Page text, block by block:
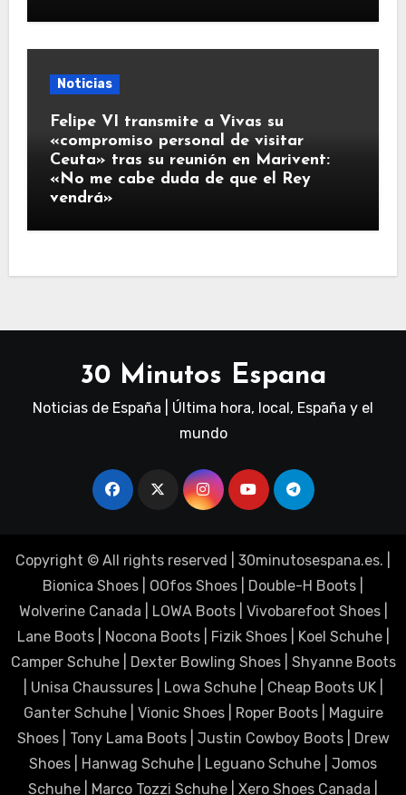
Noticias
Felipe VI transmite a Vivas su
«compromiso personal de visitar
Ceuta» tras su reunión en Marivent:
«No me cabe duda de que el Rey
vendrá»
30 Minutos Espana
Noticias de España | Última hora, local, España y el
mundo
Copyright © All rights reserved 30minutosespana.es. |
Bionica Shoes
OOfos Shoes Double-H Boots
Wolverine Canada
LOWA Boots| Vivobarefoot Shoes|
Lane Boots| Nocona Boots| Fizik Shoes| Koel Schuhe|
Camper Schuhe| Dexter Bowling Shoes| Shyanne Boots
Unisa Chaussures| Lowa Schuhe| Cheap Boots UK
Ganter Schuhe
Vionic Shoes| Roper Boots| Maguire
Shoes| Tony Lama Boots| Justin Cowboy Boots| Drew
Shoes
Hanwag Schuhe Leguano Schuhe
Jomos
Schuhe
Marco Tozzi Schuhe Xero Shoes Canada